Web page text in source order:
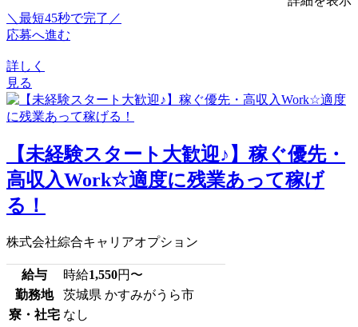
＼最短45秒で完了／
応募へ進む
詳しく
見る
【未経験スタート大歓迎♪】稼ぐ優先・
高収入Work☆適度に残業あって稼げ
る！
株式会社綜合キャリアオプション
給与 時給1,550円〜
勤務地
茨城県 かすみがうら市
寮・社宅 なし